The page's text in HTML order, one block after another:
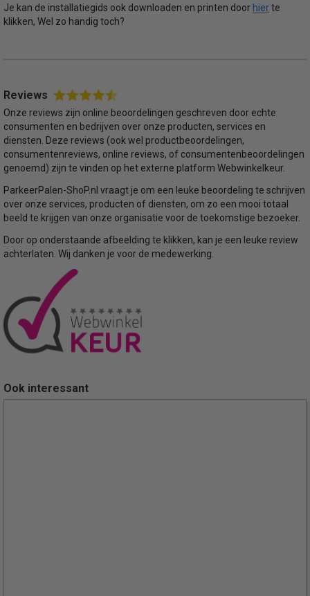
Je kan de installatiegids ook downloaden en printen doorhierte
klikken, Wel zo handig toch?
Reviews
Onze reviews zijn online beoordelingen geschreven door echte
consumenten en bedrijven over onze producten, services en
diensten. Deze reviews (ook wel productbeoordelingen,
consumentenreviews, online reviews, of consumentenbeoordelingen
genoemd) zijn te vinden op het externe platform Webwinkelkeur.
ParkeerPalen-ShoP.nl vraagt je om een leuke beoordeling te schrijven
over onze services, producten of diensten, om zo een mooi totaal
beeld te krijgen van onze organisatie voor de toekomstige bezoeker.
Door op onderstaande afbeelding te klikken, kan je een leuke review
achterlaten. Wij danken je voor de medewerking.
Ook interessant